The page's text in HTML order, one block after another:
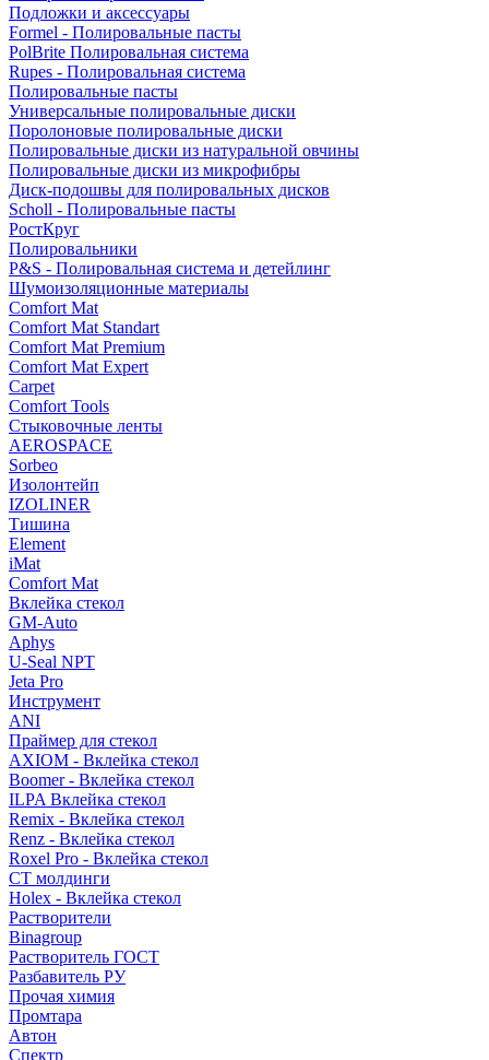
Подложки и аксессуары
Formel - Полировальные пасты
PolBrite Полировальная система
Rupes - Полировальная система
Полировальные пасты
Универсальные полировальные диски
Поролоновые полировальные диски
Полировальные диски из натуральной овчины
Полировальные диски из микрофибры
Диск-подошвы для полировальных дисков
Scholl - Полировальные пасты
РостКруг
Полировальники
P&S - Полировальная система и детейлинг
Шумоизоляционные материалы
Comfort Mat
Comfort Mat Standart
Comfort Mat Premium
Comfort Mat Expert
Carpet
Comfort Tools
Стыковочные ленты
AEROSPACE
Sorbeo
Изолонтейп
IZOLINER
Тишина
Element
iMat
Comfort Mat
Вклейка стекол
GM-Auto
Aphys
U-Seal NPT
Jeta Pro
Инструмент
ANI
Праймер для стекол
AXIOM - Вклейка стекол
Boomer - Вклейка стекол
ILPA Вклейка стекол
Remix - Вклейка стекол
Renz - Вклейка стекол
Roxel Pro - Вклейка стекол
СТ молдинги
Holex - Вклейка стекол
Растворители
Binagroup
Растворитель ГОСТ
Разбавитель РУ
Прочая химия
Промтара
Автон
Спектр